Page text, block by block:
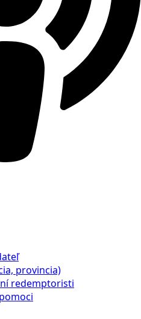
provincia)
redemptoristi